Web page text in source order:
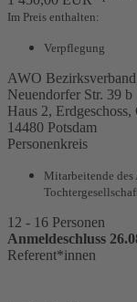
Im Preis enthalten:
Verpflegung
AWO
Neuendorfer Str. 39 b
Haus 2,
14480 Potsdam
Personenkreis
Mitarbeitende des
12 - 16 Personen
Anmeldeschluss
Referent*innen